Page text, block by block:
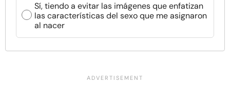
Sí, tiendo a evitar las imágenes que enfatizan
las características del sexo que me asignaron
al nacer